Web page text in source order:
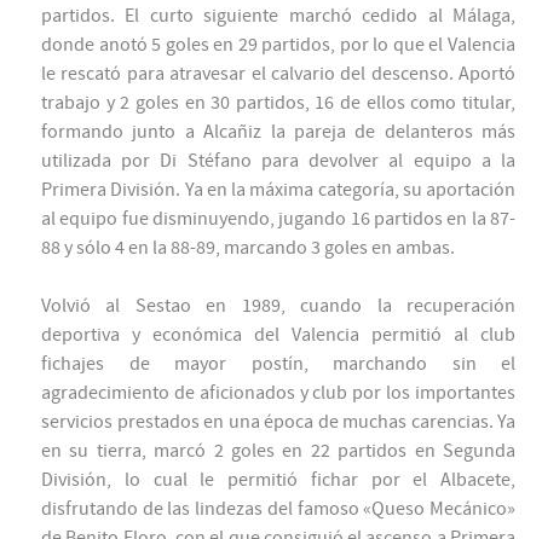
partidos. El curto siguiente marchó cedido al Málaga,
donde anotó 5 goles en 29 partidos, por lo que el Valencia
le rescató para atravesar el calvario del descenso. Aportó
trabajo y 2 goles en 30 partidos, 16 de ellos como titular,
formando junto a Alcañiz la pareja de delanteros más
utilizada por Di Stéfano para devolver al equipo a la
Primera División. Ya en la máxima categoría, su aportación
al equipo fue disminuyendo, jugando 16 partidos en la 87-
88 y sólo 4 en la 88-89, marcando 3 goles en ambas.
Volvió al Sestao en 1989, cuando la recuperación
deportiva y económica del Valencia permitió al club
fichajes de mayor postín, marchando sin el
agradecimiento de aficionados y club por los importantes
servicios prestados en una época de muchas carencias. Ya
en su tierra, marcó 2 goles en 22 partidos en Segunda
División, lo cual le permitió fichar por el Albacete,
disfrutando de las lindezas del famoso «Queso Mecánico»